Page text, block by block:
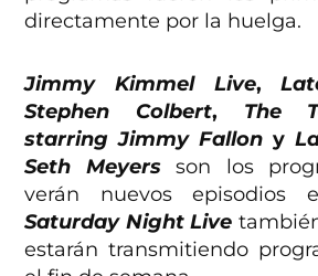
directamente por la huelga.
Jimmy Kimmel Live,
Stephen Colbert, The
starring Jimmy Fallon y
Seth Meyersson los
verán nuevos episodios
Saturday Night Live
estarán transmitiendo